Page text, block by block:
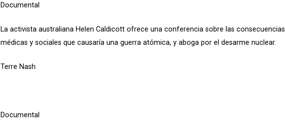
Documental
La activista australiana Helen Caldicott ofrece una conferencia sobre las consecuencias
médicas y sociales que causaría una guerra atómica, y aboga por el desarme nuclear.
Terre Nash
Documental